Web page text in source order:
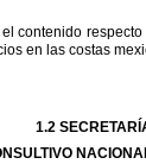
el contenido respecto
en las costas
1.2